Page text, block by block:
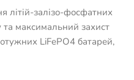
літій-залізо-фосфатних
та максимальний захист
LiFePO4 батарей,